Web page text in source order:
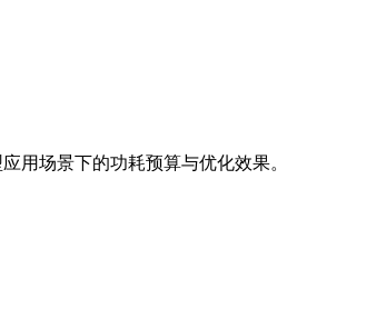
用场景下的功耗预算与优化效果。